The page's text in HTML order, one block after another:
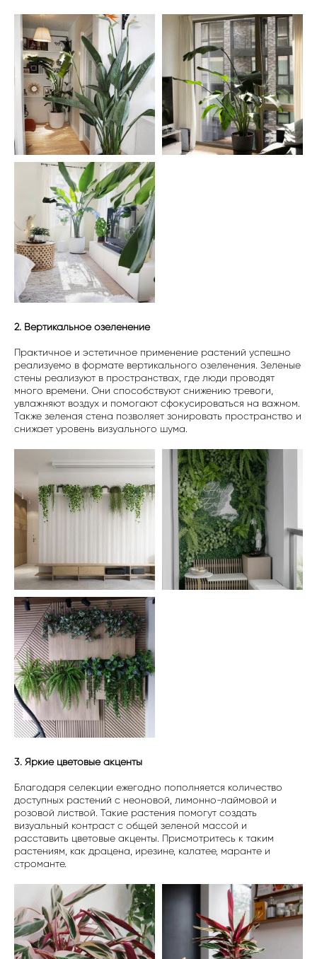
2. Вертикальное озеленение
Практичное и эстетичное применение растений успешно
реализуемо в формате вертикального озеленения. Зеленые
стены реализуют в пространствах, где люди проводят
много времени. Они способствуют снижению тревоги,
увлажняют воздух и помогают сфокусироваться на важном.
Также зеленая стена позволяет зонировать пространство и
снижает уровень визуального шума.
3. Яркие цветовые акценты
Благодаря селекции ежегодно пополняется количество
доступных растений с неоновой, лимонно-лаймовой и
розовой листвой. Такие растения помогут создать
визуальный контраст с общей зеленой массой и
расставить цветовые акценты. Присмотритесь к таким
растениям, как драцена, ирезине, калатее, маранте и
строманте.